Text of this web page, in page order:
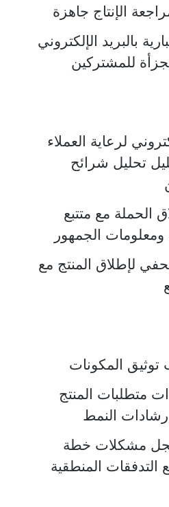
الإنتاج جاهزة
بالبريد الإلكتروني
للمشتركين
لرعاية العملاء
تحليل شرائح
الحملة مع متتبع
ومعلومات الجمهور
لإطلاق المنتج مع
توثيق المكونات
متطلبات المنتج
النمط
مشكلات خطة
التدفقات المنطقية